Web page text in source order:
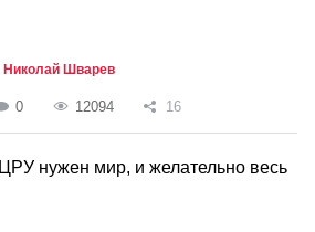
Николай Шварев
0 12094 16
ЦРУ нужен мир, и желательно весь